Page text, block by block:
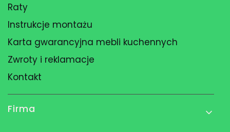
Raty
Instrukcje montażu
Karta gwarancyjna mebli kuchennych
Zwroty i reklamacje
Kontakt
Firma